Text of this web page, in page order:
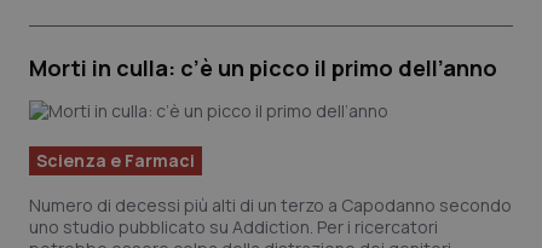
Oncologia & Nutrizione
Psoriasi & pelle
Quotidiano Cardiologia
Morti in culla: c’è un picco il primo dell’anno
Scienza e Farmaci
Numero di decessi più alti di un terzo a Capodanno secondo
uno studio pubblicato su Addiction. Per i ricercatori